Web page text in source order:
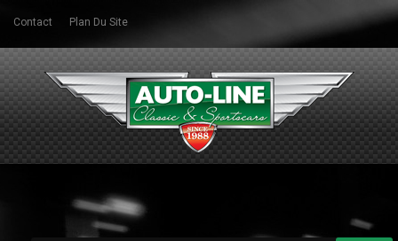
Contact Plan Du Site